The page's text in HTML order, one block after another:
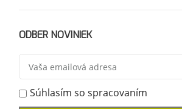
ODBER NOVINIEK
Súhlasím so spracovaním